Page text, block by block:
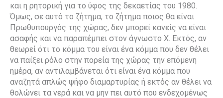
και η ρητορική για το ύφος της δεκαετίας του 1980.
Όμως, σε αυτό το ζήτημα, το ζήτημα ποιος θα είναι
Πρωθυπουργός της χώρας, δεν μπορεί κανείς να είναι
ασαφής και να παραπέμπει στον άγνωστο Χ. Εκτός, αν
θεωρεί ότι το κόμμα του είναι ένα κόμμα που δεν θέλει
να παίξει ρόλο στην πορεία της χώρας την επόμενη
ημέρα, αν αντιλαμβάνεται ότι είναι ένα κόμμα που
αναζητά απλώς ψήφο διαμαρτυρίας ή εκτός αν θέλει να
θολώνει τα νερά και να μην πει αυτό που ενδεχομένως